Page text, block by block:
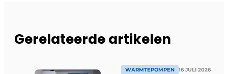
Gerelateerde artikelen
WARMTEPOMPEN 16 JULI 2026